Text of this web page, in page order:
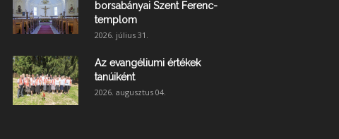
borsabányai Szent Ferenc-
templom
2026. július 31.
Az evangéliumi értékek
tanúiként
2026. augusztus 04.